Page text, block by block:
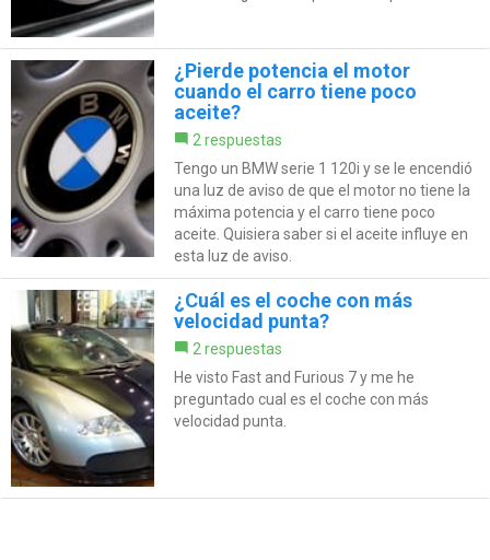
¿Pierde potencia el motor
cuando el carro tiene poco
aceite?
2 respuestas
Tengo un BMW serie 1 120i y se le encendió
una luz de aviso de que el motor no tiene la
máxima potencia y el carro tiene poco
aceite. Quisiera saber si el aceite influye en
esta luz de aviso.
¿Cuál es el coche con más
velocidad punta?
2 respuestas
He visto Fast and Furious 7 y me he
preguntado cual es el coche con más
velocidad punta.